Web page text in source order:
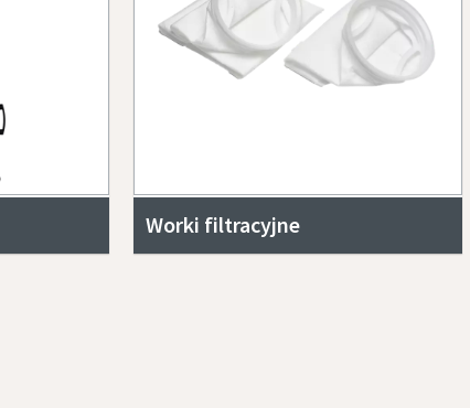
Worki filtracyjne